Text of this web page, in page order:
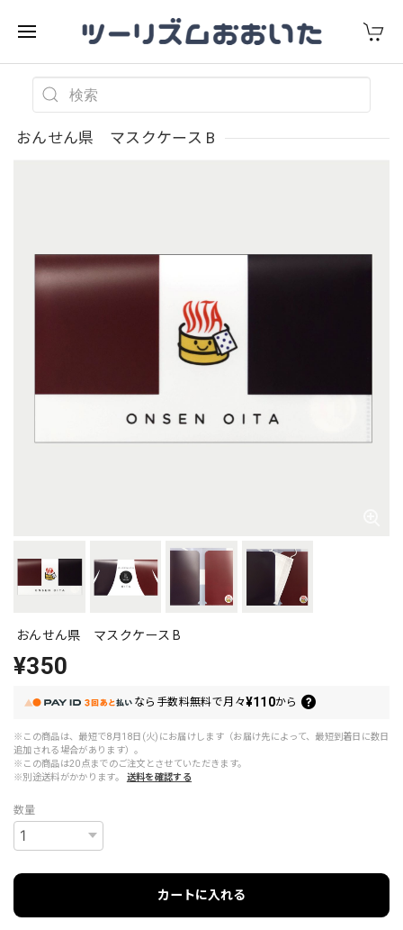
おんせん県 マスクケース B
おんせん県 マスクケース B
¥350
なら 手数料無料で月々¥110から
※この商品は、最短で8月18日(火)にお届けします（お届け先によって、最短到着日に数日
追加される場合があります）。
※この商品は20点までのご注文とさせていただきます。
※別途送料がかかります。
送料を確認する
数量
カートに入れる